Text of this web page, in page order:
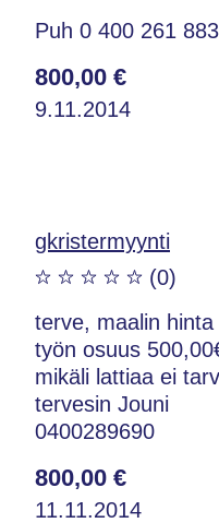
Puh 0 400 261 883
800,00 €
9.11.2014
gkristermyynti
(0)
terve, maalin
työn osuus
mikäli lattiaa ei
tervesin Jouni
0400289690
800,00 €
11.11.2014